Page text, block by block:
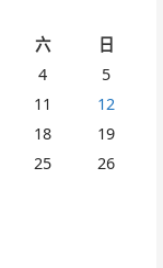
六
日
4
5
11
12
18
19
25
26